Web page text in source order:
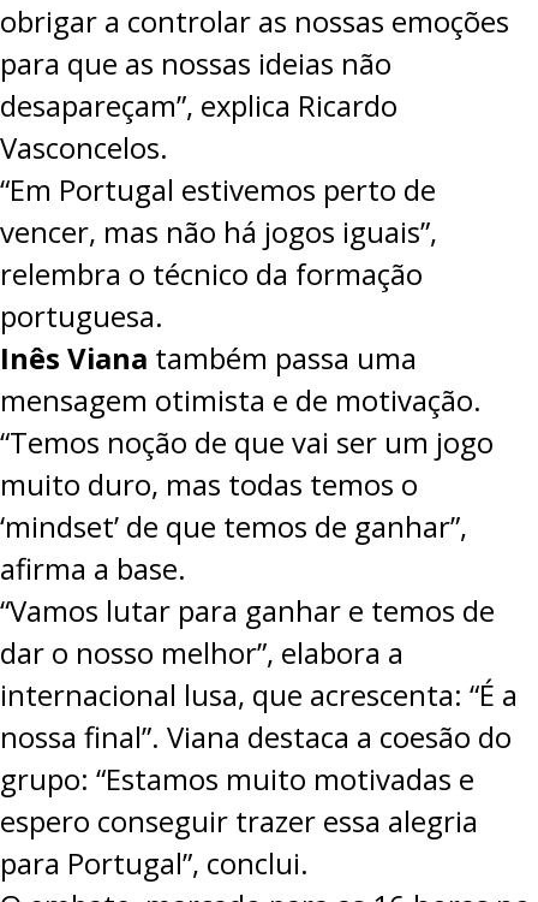
obrigar a controlar as nossas emoções
para que as nossas ideias não
desapareçam”, explica Ricardo
Vasconcelos.
“Em Portugal estivemos perto de
vencer, mas não há jogos iguais”,
relembra o técnico da formação
portuguesa.
Inês Viana também passa uma
mensagem otimista e de motivação.
“Temos noção de que vai ser um jogo
muito duro, mas todas temos o
‘mindset’ de que temos de ganhar”,
afirma a base.
“Vamos lutar para ganhar e temos de
dar o nosso melhor”, elabora a
internacional lusa, que acrescenta: “É a
nossa final”. Viana destaca a coesão do
grupo: “Estamos muito motivadas e
espero conseguir trazer essa alegria
para Portugal”, conclui.